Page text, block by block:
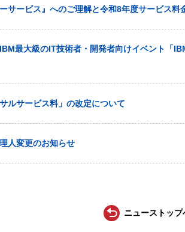
ーサービス』へのご理解と令和8年度サービス料
最大級のIT技術者・開発者向けイベント「
サルサービス料」の改定について
人変更のお知らせ
ニューストップ